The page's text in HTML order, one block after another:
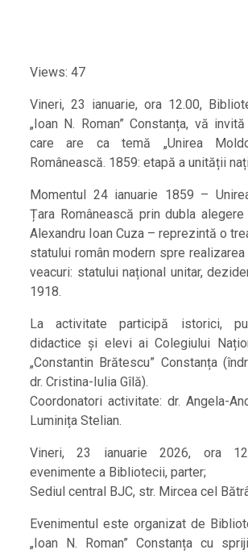
Views: 47
Vineri, 23 ianuarie, ora 12.00,
„Ioan N. Roman” Constanța, vă
care are ca temă „Unirea
Românească. 1859: etapă a unității
Momentul 24 ianuarie 1859 –
Țara Românească prin dubla
Alexandru Ioan Cuza – reprezintă o
statului român modern spre
veacuri: statului național unitar,
1918.
La activitate participă istorici,
didactice și elevi ai Colegiului
„Constantin Brătescu” Constanța
dr. Cristina-Iulia Gîlă).
Coordonatori activitate: dr. Angela-
Luminița Stelian.
Vineri, 23 ianuarie 2026, ora
evenimente a Bibliotecii, parter;
Sediul central BJC, str. Mircea cel
Evenimentul este organizat de
„Ioan N. Roman” Constanța cu